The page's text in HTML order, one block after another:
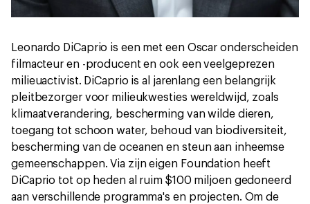
Leonardo DiCaprio is een met een Oscar onderscheiden
filmacteur en -producent en ook een veelgeprezen
milieuactivist. DiCaprio is al jarenlang een belangrijk
pleitbezorger voor milieukwesties wereldwijd, zoals
klimaatverandering, bescherming van wilde dieren,
toegang tot schoon water, behoud van biodiversiteit,
bescherming van de oceanen en steun aan inheemse
gemeenschappen. Via zijn eigen Foundation heeft
DiCaprio tot op heden al ruim $100 miljoen gedoneerd
aan verschillende programma's en projecten. Om de